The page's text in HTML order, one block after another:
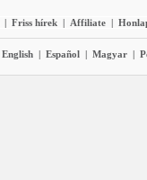
| Friss hírek | Affiliate |
English | Español | Magyar |